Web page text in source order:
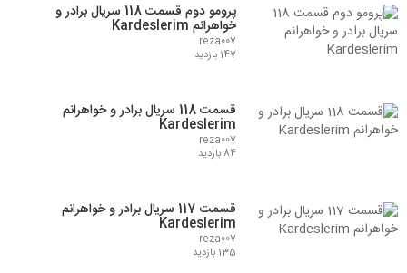
پرومو دوم قسمت 118 سریال برادر و
خواهرانم Kardeslerim
reza007
147 بازدید
قسمت 118 سریال برادر و خواهرانم
Kardeslerim
reza007
84 بازدید
قسمت 117 سریال برادر و خواهرانم
Kardeslerim
reza007
135 بازدید